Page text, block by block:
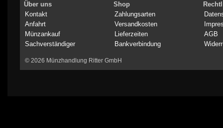
Über uns
Kontakt
Anfahrt
Münzankauf
Sachverständiger
Shop
Zahlungsarten
Versandkosten
Lieferzeiten
Bankverbindung
AGB
© 2026 Münzhandlung Ritter GmbH